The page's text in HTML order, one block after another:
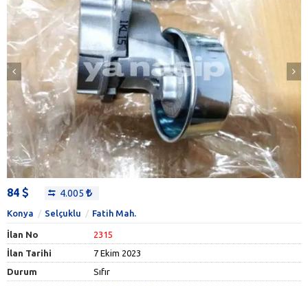
84 4.005
Konya Selçuklu Fatih Mah.
İlan No
2315
İlan Tarihi
7 Ekim 2023
Durum
Sıfır